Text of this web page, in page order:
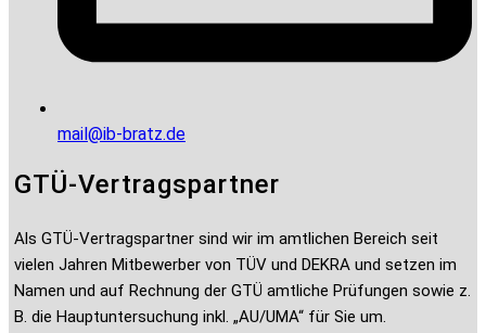
mail@ib-bratz.de
GTÜ-Vertragspartner
Als GTÜ-Vertragspartner sind wir im amtlichen Bereich seit
vielen Jahren Mitbewerber von TÜV und DEKRA und setzen im
Namen und auf Rechnung der GTÜ amtliche Prüfungen sowie z.
B. die Hauptuntersuchung inkl. „AU/UMA“ für Sie um.